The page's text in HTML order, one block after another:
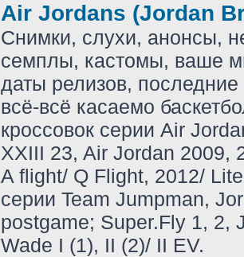
Air Jordans (Jordan
Снимки, слухи, анонсы,
семплы, кастомы, ваше
даты релизов, последние
всё-всё касаемо
кроссовок серии Air
XXIII 23, Air Jordan 2009,
A flight/ Q Flight, 2012/
серии Team Jumpman,
postgame; Super.Fly 1, 2,
Wade I (1), II (2)/ II EV.